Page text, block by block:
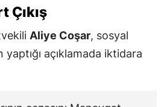
Çıkış
Aliye Coşar, sosyal
yaptığı açıklamada iktidara